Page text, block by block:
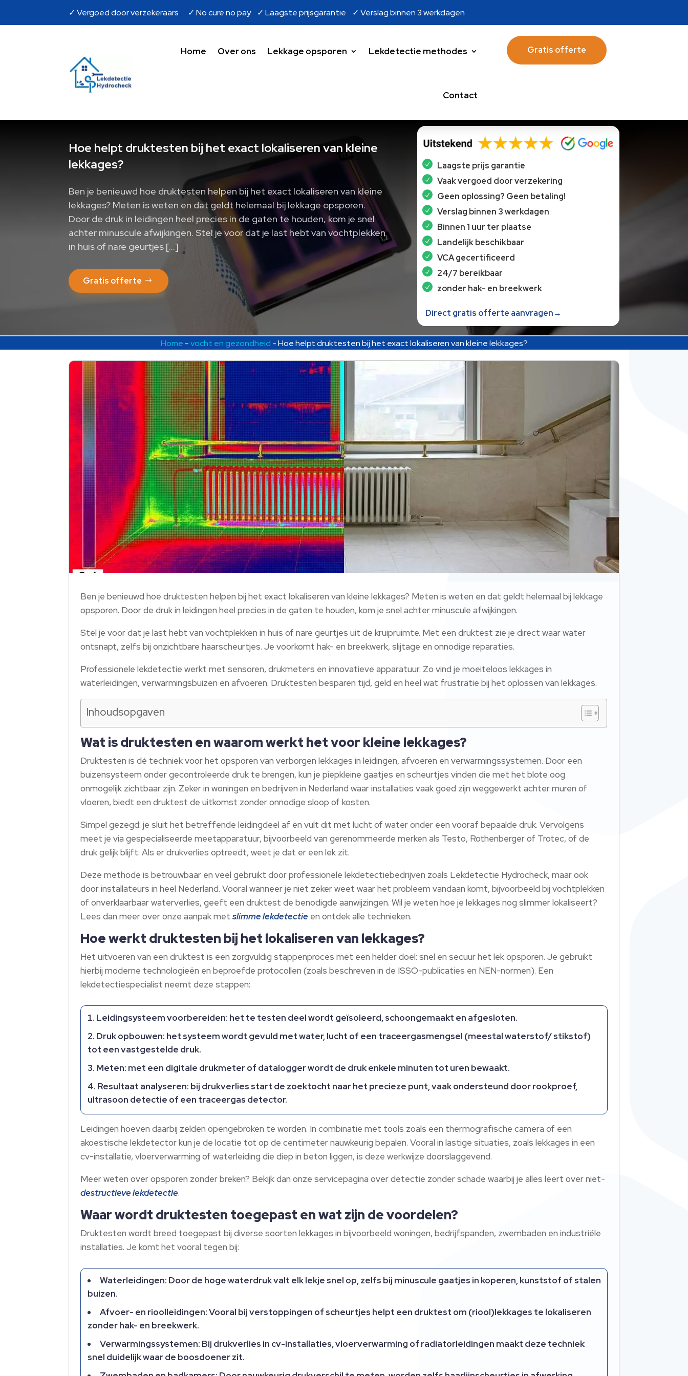
✓ Vergoed door verzekeraars ✓ No cure no pay ✓ Laagste prijsgarantie ✓ Verslag binnen 3 werkdagen
Home Over ons Lekkage opsporen Lekdetectie methodes
Contact
Gratis offerte
Hoe helpt druktesten bij het exact lokaliseren van kleine
lekkages?
Ben je benieuwd hoe druktesten helpen bij het exact lokaliseren van kleine
lekkages? Meten is weten en dat geldt helemaal bij lekkage opsporen.
Door de druk in leidingen heel precies in de gaten te houden, kom je snel
achter minuscule afwijkingen. Stel je voor dat je last hebt van vochtplekken
in huis of nare geurtjes […]
Gratis offerte
Laagste prijs garantie
Vaak vergoed door verzekering
Geen oplossing? Geen betaling!
Verslag binnen 3 werkdagen
Binnen 1 uur ter plaatse
Landelijk beschikbaar
VCA gecertificeerd
24/7 bereikbaar
zonder hak- en breekwerk
Direct gratis offerte aanvragen→
Home -vocht en gezondheid -Hoe helpt druktesten bij het exact lokaliseren van kleine lekkages?
Ben je benieuwd hoe druktesten helpen bij het exact lokaliseren van kleine lekkages? Meten is weten en dat geldt helemaal bij lekkage
opsporen. Door de druk in leidingen heel precies in de gaten te houden, kom je snel achter minuscule afwijkingen.
Stel je voor dat je last hebt van vochtplekken in huis of nare geurtjes uit de kruipruimte. Met een druktest zie je direct waar water
ontsnapt, zelfs bij onzichtbare haarscheurtjes. Je voorkomt hak- en breekwerk, slijtage en onnodige reparaties.
Professionele lekdetectie werkt met sensoren, drukmeters en innovatieve apparatuur. Zo vind je moeiteloos lekkages in
waterleidingen, verwarmingsbuizen en afvoeren. Druktesten besparen tijd, geld en heel wat frustratie bij het oplossen van lekkages.
Inhoudsopgaven
Wat is druktesten en waarom werkt het voor kleine lekkages?
Druktesten is dé techniek voor het opsporen van verborgen lekkages in leidingen, afvoeren en verwarmingssystemen. Door een
buizensysteem onder gecontroleerde druk te brengen, kun je piepkleine gaatjes en scheurtjes vinden die met het blote oog
onmogelijk zichtbaar zijn. Zeker in woningen en bedrijven in Nederland waar installaties vaak goed zijn weggewerkt achter muren of
vloeren, biedt een druktest de uitkomst zonder onnodige sloop of kosten.
Simpel gezegd: je sluit het betreffende leidingdeel af en vult dit met lucht of water onder een vooraf bepaalde druk. Vervolgens
meet je via gespecialiseerde meetapparatuur, bijvoorbeeld van gerenommeerde merken als Testo, Rothenberger of Trotec, of de
druk gelijk blijft. Als er drukverlies optreedt, weet je dat er een lek zit.
Deze methode is betrouwbaar en veel gebruikt door professionele lekdetectiebedrijven zoals Lekdetectie Hydrocheck, maar ook
door installateurs in heel Nederland. Vooral wanneer je niet zeker weet waar het probleem vandaan komt, bijvoorbeeld bij vochtplekken
of onverklaarbaar waterverlies, geeft een druktest de benodigde aanwijzingen. Wil je weten hoe je lekkages nog slimmer lokaliseert?
Lees dan meer over onze aanpak metslimme lekdetectie en ontdek alle technieken.
Hoe werkt druktesten bij het lokaliseren van lekkages?
Het uitvoeren van een druktest is een zorgvuldig stappenproces met een helder doel: snel en secuur het lek opsporen. Je gebruikt
hierbij moderne technologieën en beproefde protocollen (zoals beschreven in de ISSO-publicaties en NEN-normen). Een
lekdetectiespecialist neemt deze stappen:
Leidingsysteem voorbereiden: het te testen deel wordt geïsoleerd, schoongemaakt en afgesloten.
Druk opbouwen: het systeem wordt gevuld met water, lucht of een traceergasmengsel (meestal waterstof/ stikstof)
tot een vastgestelde druk.
Meten: met een digitale drukmeter of datalogger wordt de druk enkele minuten tot uren bewaakt.
Resultaat analyseren: bij drukverlies start de zoektocht naar het precieze punt, vaak ondersteund door rookproef,
ultrasoon detectie of een traceergas detector.
Leidingen hoeven daarbij zelden opengebroken te worden. In combinatie met tools zoals een thermografische camera of een
akoestische lekdetector kun je de locatie tot op de centimeter nauwkeurig bepalen. Vooral in lastige situaties, zoals lekkages in een
cv-installatie, vloerverwarming of waterleiding die diep in beton liggen, is deze werkwijze doorslaggevend.
Meer weten over opsporen zonder breken? Bekijk dan onze servicepagina over detectie zonder schade waarbij je alles leert over niet-
destructieve lekdetectie.
Waar wordt druktesten toegepast en wat zijn de voordelen?
Druktesten wordt breed toegepast bij diverse soorten lekkages in bijvoorbeeld woningen, bedrijfspanden, zwembaden en industriële
installaties. Je komt het vooral tegen bij:
Waterleidingen: Door de hoge waterdruk valt elk lekje snel op, zelfs bij minuscule gaatjes in koperen, kunststof of stalen
buizen.
Afvoer- en rioolleidingen: Vooral bij verstoppingen of scheurtjes helpt een druktest om (riool)lekkages te lokaliseren
zonder hak- en breekwerk.
Verwarmingssystemen: Bij drukverlies in cv-installaties, vloerverwarming of radiatorleidingen maakt deze techniek
snel duidelijk waar de boosdoener zit.